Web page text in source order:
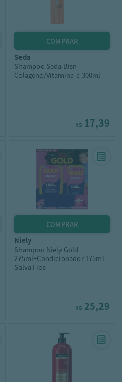
seda
Shampoo Seda Bisn
Colageno/Vitamina-c 300ml
R$ 17,39
niely
Shampoo Niely Gold
275ml+Condicionador 175ml
Salva Fios
R$ 25,29